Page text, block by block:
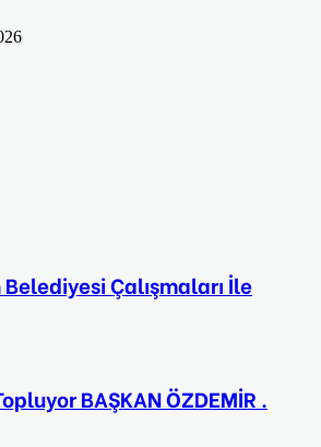
Çalışmaları İle
BAŞKAN ÖZDEMİR .